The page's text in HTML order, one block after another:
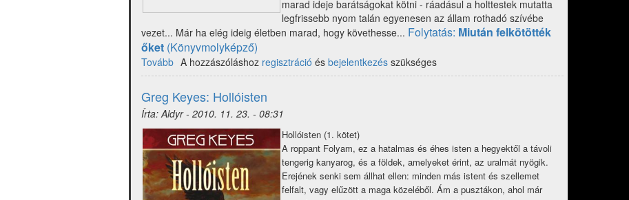
marad ideje barátságokat kötni - ráadásul a holttestek mutatta
legfrissebb nyom talán egyenesen az állam rothadó szívébe
vezet... Már ha elég ideig életben marad, hogy követhesse... Folytatás: Miután felkötötték
őket (Könyvmolyképző)
Tovább
Joe
Abercrombie:
A
penge
maga)
A hozzászóláshoz regisztráció és bejelentkezés szükséges
Greg Keyes: Hollóisten
Írta:Aldyr- 2010. 11. 23. - 08:31
Hollóisten (1. kötet)
A roppant Folyam, ez a hatalmas és éhes isten a hegyektől a távoli
tengerig kanyarog, és a földek, amelyeket érint, az uralmát nyögik.
Erejének senki sem állhat ellen: minden más istent és szellemet
felfalt, vagy elűzött a maga közeléből. Ám a pusztákon, ahol már